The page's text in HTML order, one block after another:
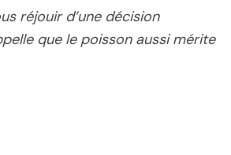
réjouir d’une décision
que le poisson aussi mérite